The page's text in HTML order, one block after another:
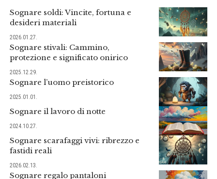
Sognare soldi: Vincite, fortuna e
desideri materiali
2026.01.27.
Sognare stivali: Cammino,
protezione e significato onirico
2025.12.29.
Sognare l’uomo preistorico
2025.01.01.
Sognare il lavoro di notte
2024.10.27.
Sognare scarafaggi vivi: ribrezzo e
fastidi reali
2026.02.13.
Sognare regalo pantaloni